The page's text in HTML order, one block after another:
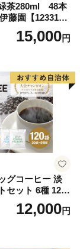
茶280ml 48本
藤園【123317
15,000円
グコーヒー 淡
セット 6種 120
コーヒー
12,000円